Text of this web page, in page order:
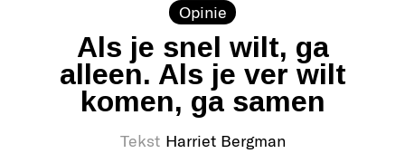
Opinie
Als je snel wilt, ga
alleen. Als je ver wilt
komen, ga samen
Tekst Harriet Bergman